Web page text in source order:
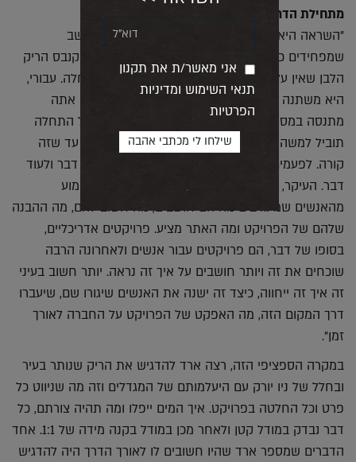
מתחילת הדרך?
"השראה היא מאוד סבוכה, אחד מהדברים שאני חושב
שמפחידים כל מעצב, כל אדריכל, פסל או צייר, זה הקנבס הריק
הלבן שאין עליו כלום וקשה למצוא את נקודת ההתחלה. עבורי,
היא משתנה מפרויקט לפרויקט אבל אני חושב שאם אתה
מתנסה במספיק התחלות, אתה מצליח בסוף. לא כל התחלה
תוביל למשהו אבל אתה פשוט צריך להמשיך לנסות עד שזה
קורה. לפעמים מוצאים את קצה החוט שמוביל לעוד דבר ולעוד
דבר. העיקר, אני חושב, זה להיות פתוח לתהליך, לשמוע
מהאנשים שמעורבים מה הם חושבים, מה חשוב להם, מה ההבנה
שלהם של הפרויקט ומה האתר מציע. פרויקטים אדריכליים,
בסופו של דבר, הם פרויקטים עבור אנשים ולאחרונה הרבה
שוכחים את זה ויותר חושבים על איך זה נראה. יותר חשוב בעיני
זה איך זה ייחווה, כיצד זה ישנה את האנשים שיגורו שם, שיעברו
דרך המקום הזה, מה האפקט של הפרויקט על החברה לאורך
זמן".
במקרה הספציפי הזה, רצה ארד להדגיש את הריק שנותר בעיר
ובחלל של ניו יורק עם היעלמותם של המגדלים וזה מה שניווט כל
פרט וכל החלטה בפרויקט. איך המים ייפלו ומה תהיה צורתם, כל
דבר נבדק במודל קטן ולאחר מכן במודל בקנה מידה של 1:1. אחד
הדברים שמספר ארד שהיו חשובים לו לאורך הדרך היה להדגיש
אני מאשר/ת את תקנון
תנאי השימוש ומדיניות
הפרטיות